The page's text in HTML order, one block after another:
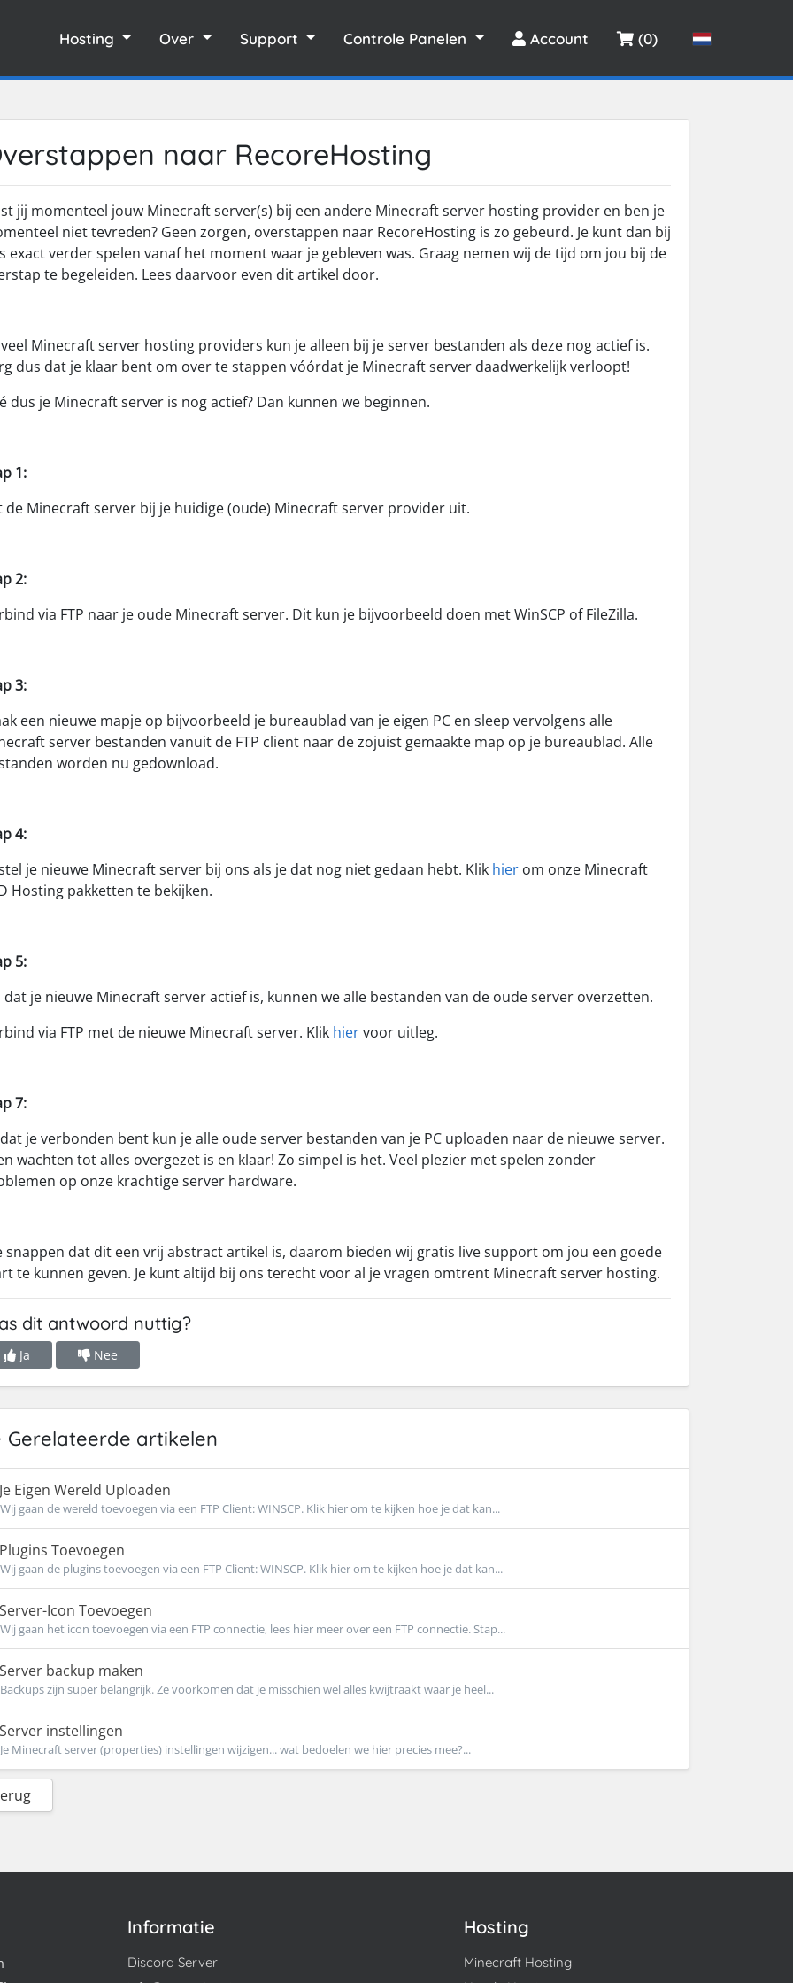
Hosting Over Support Controle Panelen Account (0)
naar RecoreHosting
jij momenteel jouw Minecraft server(s) bij een andere Minecraft server hosting provider en ben je
niet tevreden? Geen zorgen, overstappen naar RecoreHosting is zo gebeurd. Je kunt dan bij
exact verder spelen vanaf het moment waar je gebleven was. Graag nemen wij de tijd om jou bij de
te begeleiden. Lees daarvoor even dit artikel door.
Minecraft server hosting providers kun je alleen bij je server bestanden als deze nog actief is.
dus dat je klaar bent om over te stappen vóórdat je Minecraft server daadwerkelijk verloopt!
dus je Minecraft server is nog actief? Dan kunnen we beginnen.
1:
de Minecraft server bij je huidige (oude) Minecraft server provider uit.
2:
via FTP naar je oude Minecraft server. Dit kun je bijvoorbeeld doen met WinSCP of FileZilla.
3:
een nieuwe mapje op bijvoorbeeld je bureaublad van je eigen PC en sleep vervolgens alle
server bestanden vanuit de FTP client naar de zojuist gemaakte map op je bureaublad. Alle
worden nu gedownload.
4:
je nieuwe Minecraft server bij ons als je dat nog niet gedaan hebt. Klik hier om onze Minecraft
Hosting pakketten te bekijken.
5:
dat je nieuwe Minecraft server actief is, kunnen we alle bestanden van de oude server overzetten.
via FTP met de nieuwe Minecraft server. Klik hiervoor uitleg.
7:
je verbonden bent kun je alle oude server bestanden van je PC uploaden naar de nieuwe server.
wachten tot alles overgezet is en klaar! Zo simpel is het. Veel plezier met spelen zonder
op onze krachtige server hardware.
snappen dat dit een vrij abstract artikel is, daarom bieden wij gratis live support om jou een goede
te kunnen geven. Je kunt altijd bij ons terecht voor al je vragen omtrent Minecraft server hosting.
dit antwoord nuttig?
Ja Nee
Gerelateerde artikelen
Je Eigen Wereld Uploaden
Wij gaan de wereld toevoegen via een FTP Client: WINSCP. Klik hier om te kijken hoe je dat kan...
Plugins Toevoegen
Wij gaan de plugins toevoegen via een FTP Client: WINSCP. Klik hier om te kijken hoe je dat kan...
Server-Icon Toevoegen
Wij gaan het icon toevoegen via een FTP connectie, lees hier meer over een FTP connectie. Stap...
Server backup maken
Backups zijn super belangrijk. Ze voorkomen dat je misschien wel alles kwijtraakt waar je heel...
Server instellingen
Je Minecraft server (properties) instellingen wijzigen... wat bedoelen we hier precies mee?...
Informatie
Discord Server
Hosting
Minecraft Hosting